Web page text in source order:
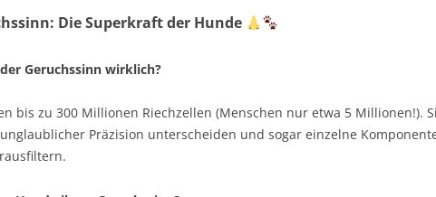
Die Superkraft der Hunde
Geruchssinn wirklich?
bis zu 300 Millionen Riechzellen (Menschen nur etwa 5 Millionen!).
Präzision unterscheiden und sogar einzelne